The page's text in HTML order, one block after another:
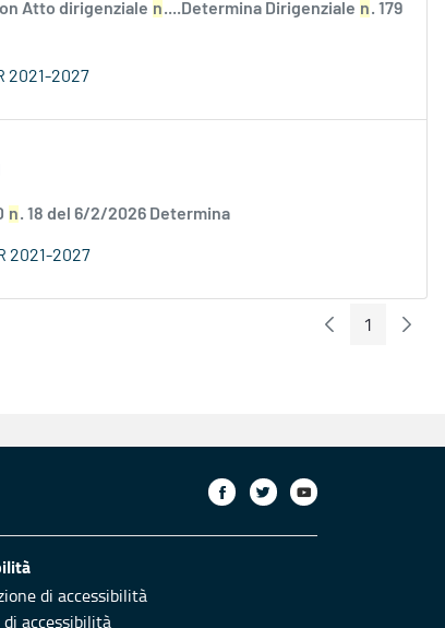
Atto dirigenziale n....Determina Dirigenziale n. 179
2021-2027
n. 18 del 6/2/2026 Determina
2021-2027
PaginaPagina
1
di accessibilità
accessibilità